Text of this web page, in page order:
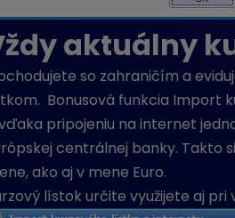
aktuálny
so zahraničím a
Bonusová funkcia Import
pripojeniu na internet
centrálnej banky. Takto
ako aj v mene Euro.
lístok určite využijete aj